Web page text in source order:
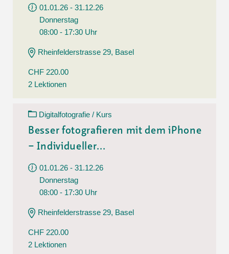
01.01.26 - 31.12.26
Donnerstag
08:00 - 17:30 Uhr
Rheinfelderstrasse 29, Basel
CHF 220.00
2 Lektionen
Digitalfotografie / Kurs
Besser fotografieren mit dem iPhone
– Individueller...
01.01.26 - 31.12.26
Donnerstag
08:00 - 17:30 Uhr
Rheinfelderstrasse 29, Basel
CHF 220.00
2 Lektionen